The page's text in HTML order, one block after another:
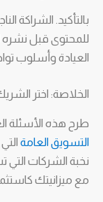
بالتأكيد. الشراكة
للمحتوى قبل نشره
العيادة وأسلوب
الخلاصة: اختر
طرح هذه الأسئلة
التسويق العامة
نخبة الشركات
مع ميزانيتك